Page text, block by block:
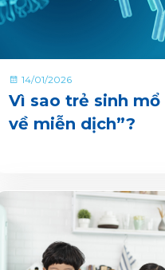
14/01/2026
Vì sao trẻ sinh
về miễn dịch”?